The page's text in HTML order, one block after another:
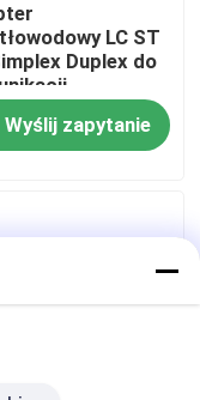
LC ST
Duplex do
Wyślij zapytanie